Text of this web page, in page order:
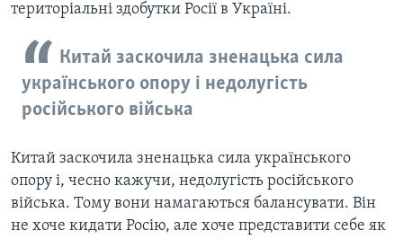
територіальні здобутки Росії в Україні.
Китай заскочила зненацька сила
українського опору і недолугість
російського війська
Китай заскочила зненацька сила українського
опору і, чесно кажучи, недолугість російського
війська. Тому вони намагаються балансувати. Він
не хоче кидати Росію, але хоче представити себе як